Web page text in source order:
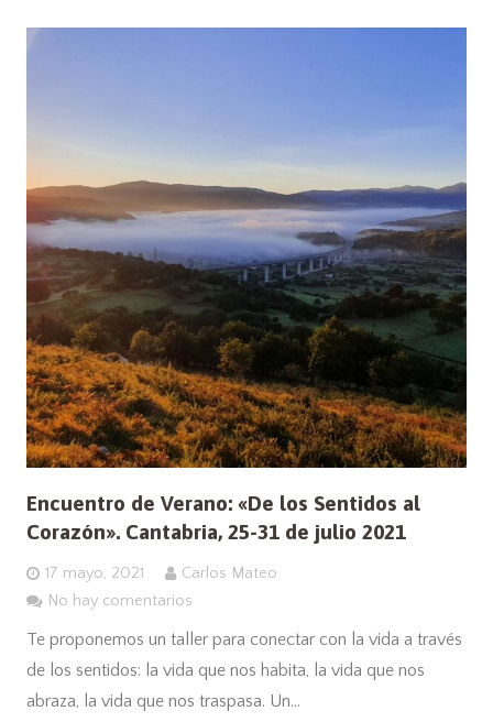
Encuentro de Verano: «De los Sentidos al
Corazón». Cantabria, 25-31 de julio 2021
17 mayo, 2021
Carlos Mateo
No hay comentarios
Te proponemos un taller para conectar con la vida a través
de los sentidos: la vida que nos habita, la vida que nos
abraza, la vida que nos traspasa. Un…